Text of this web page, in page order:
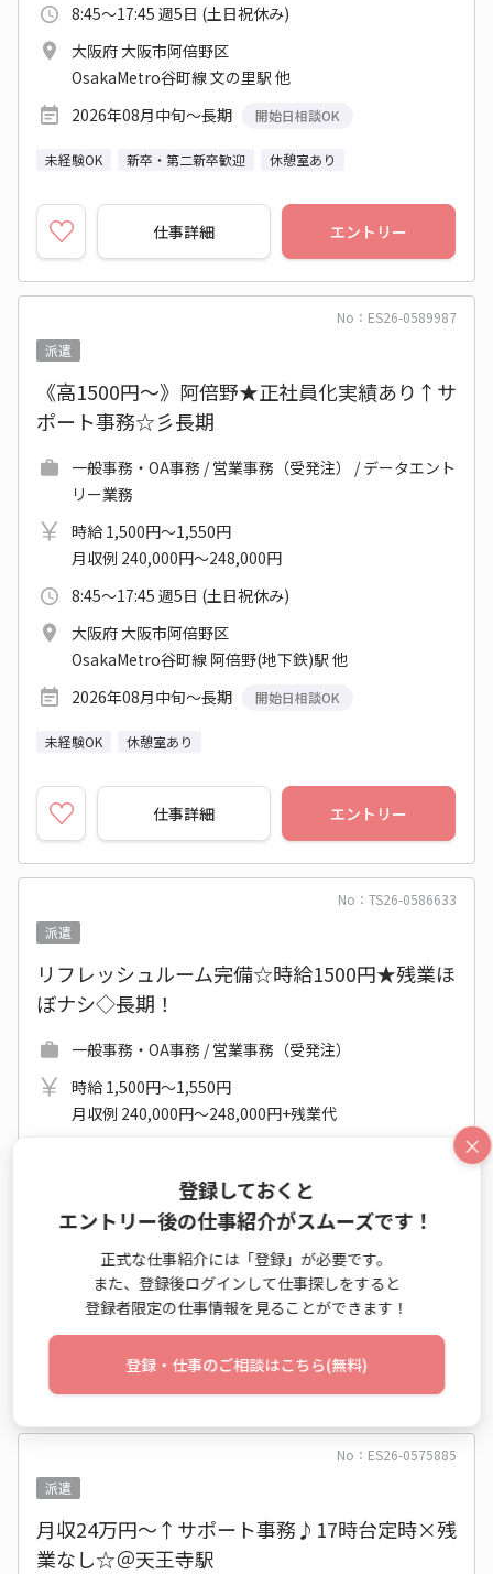
8:45～17:45 週5日 (土日祝休み)
大阪府 大阪市阿倍野区
OsakaMetro谷町線 文の里駅 他
2026年08月中旬～長期
開始日相談OK
未経験OK 新卒・第二新卒歓迎 休憩室あり
仕事詳細 エントリー
No：ES26-0589987
派遣
《高1500円～》阿倍野★正社員化実績あり↑サ
ポート事務☆彡長期
一般事務・OA事務 / 営業事務（受発注） / データエント
リー業務
時給 1,500円～1,550円
月収例 240,000円～248,000円
8:45～17:45 週5日 (土日祝休み)
大阪府 大阪市阿倍野区
OsakaMetro谷町線 阿倍野(地下鉄)駅 他
2026年08月中旬～長期
開始日相談OK
未経験OK 休憩室あり
仕事詳細 エントリー
No：TS26-0586633
派遣
リフレッシュルーム完備☆時給1500円★残業ほ
ぼナシ◇長期！
一般事務・OA事務 / 営業事務（受発注）
時給 1,500円～1,550円
月収例 240,000円～248,000円+残業代
大阪府 大阪市阿倍野区
OsakaMetro谷町線 文の里駅 他
2026年08月中旬～長期
開始日相談OK
未経験OK 新卒・第二新卒歓迎 休憩室あり
仕事詳細 エントリー
No：ES26-0575885
派遣
月収24万円～↑サポート事務♪17時台定時×残
業なし☆＠天王寺駅
×
登録しておくと
エントリー後の仕事紹介がスムーズです！
正式な仕事紹介には「登録」が必要です。
また、登録後ログインして仕事探しをすると
登録者限定の仕事情報を見ることができます！
登録・仕事のご相談はこちら(無料)